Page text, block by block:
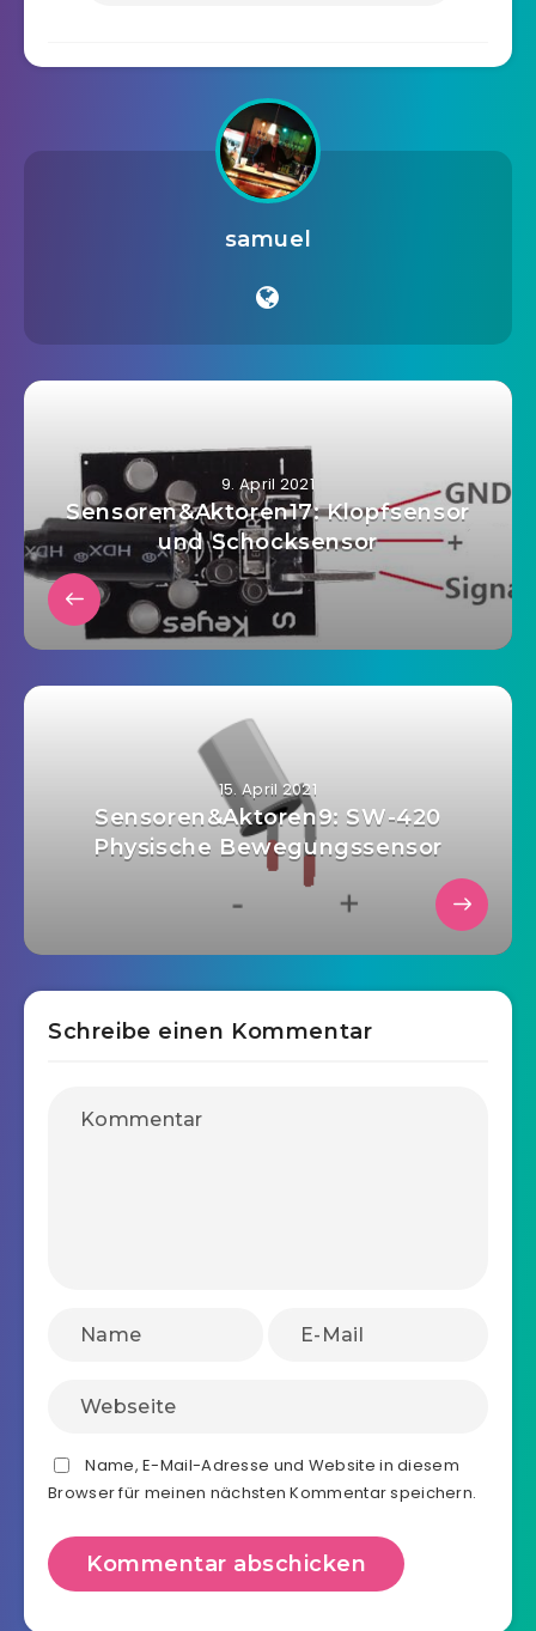
samuel
9. April 2021
Sensoren&Aktoren17: Klopfsensor
und Schocksensor
15. April 2021
Sensoren&Aktoren9: SW-420
Physische Bewegungssensor
Schreibe einen Kommentar
Name, E-Mail-Adresse und Website in diesem
Browser für meinen nächsten Kommentar speichern.